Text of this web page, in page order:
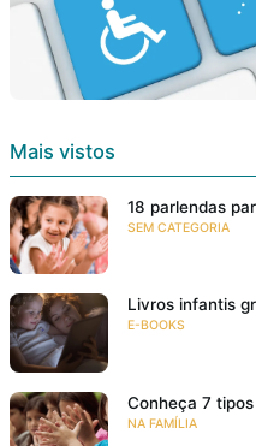
Mais vistos
18 parlendas
SEM CATEGORIA
Livros infantis
E-BOOKS
Conheça 7
NA FAMÍLIA